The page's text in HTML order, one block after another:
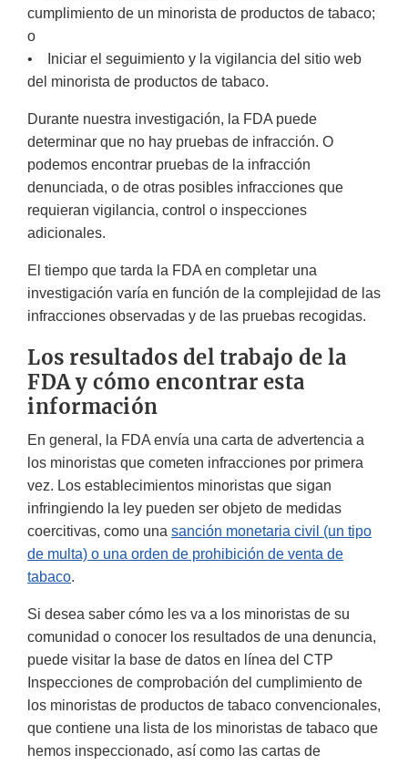
cumplimiento de un minorista de productos de tabaco;
o
• Iniciar el seguimiento y la vigilancia del sitio web
del minorista de productos de tabaco.
Durante nuestra investigación, la FDA puede
determinar que no hay pruebas de infracción. O
podemos encontrar pruebas de la infracción
denunciada, o de otras posibles infracciones que
requieran vigilancia, control o inspecciones
adicionales.
El tiempo que tarda la FDA en completar una
investigación varía en función de la complejidad de las
infracciones observadas y de las pruebas recogidas.
Los resultados del trabajo de la
FDA y cómo encontrar esta
información
En general, la FDA envía una carta de advertencia a
los minoristas que cometen infracciones por primera
vez. Los establecimientos minoristas que sigan
infringiendo la ley pueden ser objeto de medidas
coercitivas, como una sanción monetaria civil (un tipo
de multa) o una orden de prohibición de venta de
tabaco.
Si desea saber cómo les va a los minoristas de su
comunidad o conocer los resultados de una denuncia,
puede visitar la base de datos en línea del CTP
Inspecciones de comprobación del cumplimiento de
los minoristas de productos de tabaco convencionales,
que contiene una lista de los minoristas de tabaco que
hemos inspeccionado, así como las cartas de